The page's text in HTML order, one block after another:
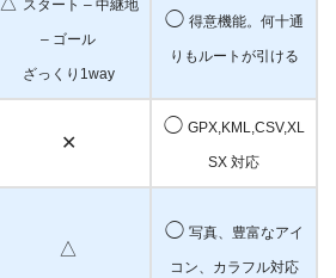
スタート – 中継地
– ゴール
ざっくり1way
◯ 得意機能。何十通
りもルートが引ける
✕
◯ GPX,KML,CSV,XL
SX 対応
△
◯ 写真、豊富なアイ
コン、カラフル対応